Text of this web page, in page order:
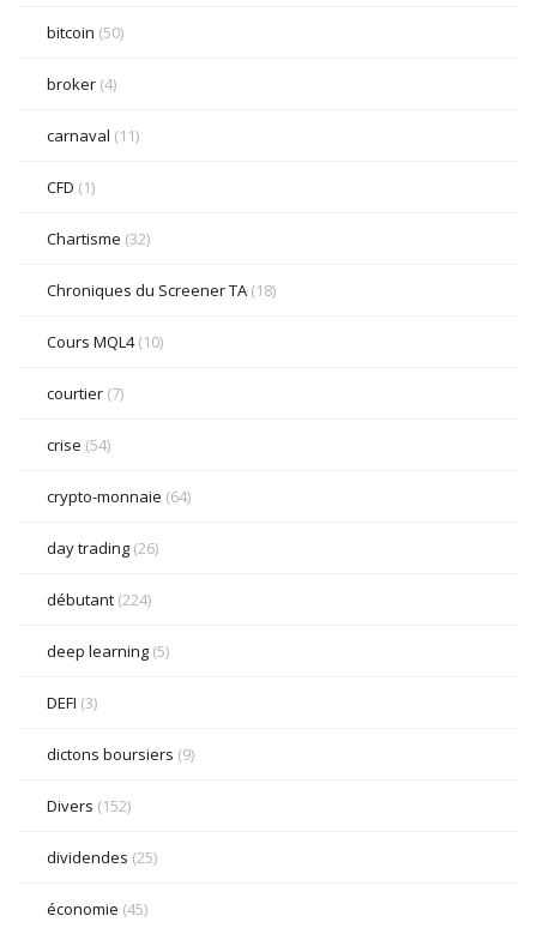
bitcoin (50)
broker (4)
carnaval (11)
CFD (1)
Chartisme (32)
Chroniques du Screener TA (18)
Cours MQL4(10)
courtier (7)
crise (54)
crypto-monnaie (64)
day trading (26)
débutant (224)
deep learning (5)
DEFI (3)
dictons boursiers (9)
Divers (152)
dividendes (25)
économie (45)